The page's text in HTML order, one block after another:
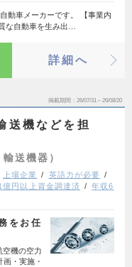
動車メーカーです。 【事業内
な自動車を生み出…
詳細へ
掲載期間 26/07/31～26/08/20
送機などを担
送機器）
上場企業
英語力が必要
億円以上資金調達済
年収6
をお任
機の空力
・実施・